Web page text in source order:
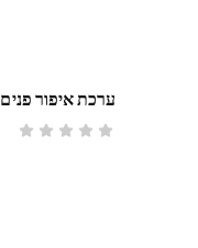
ערכת איפור פנים